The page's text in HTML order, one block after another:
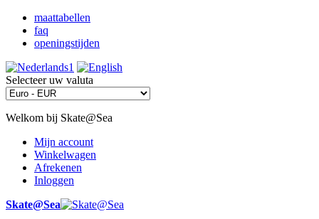
maattabellen
faq
openingstijden
Selecteer uw valuta
Welkom bij Skate@Sea
Mijn account
Winkelwagen
Afrekenen
Inloggen
Skate@Sea